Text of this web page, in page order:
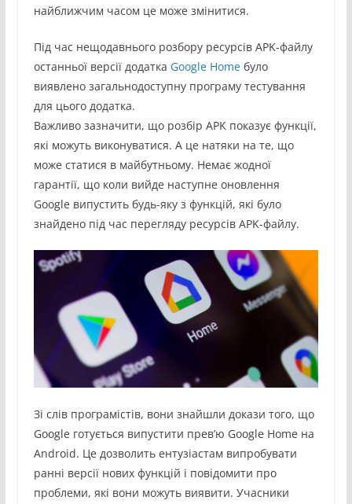
найближчим часом це може змінитися.
Під час нещодавнього розбору ресурсів APK-файлу
останньої версії додатка Google Homeбуло
виявлено загальнодоступну програму тестування
для цього додатка.
Важливо зазначити, що розбір APK показує функції,
які можуть виконуватися. А це натяки на те, що
може статися в майбутньому. Немає жодної
гарантії, що коли вийде наступне оновлення
Google випустить будь-яку з функцій, які було
знайдено під час перегляду ресурсів APK-файлу.
Зі слів програмістів, вони знайшли докази того, що
Google готується випустити прев’ю Google Home на
Android. Це дозволить ентузіастам випробувати
ранні версії нових функцій і повідомити про
проблеми, які вони можуть виявити. Учасники